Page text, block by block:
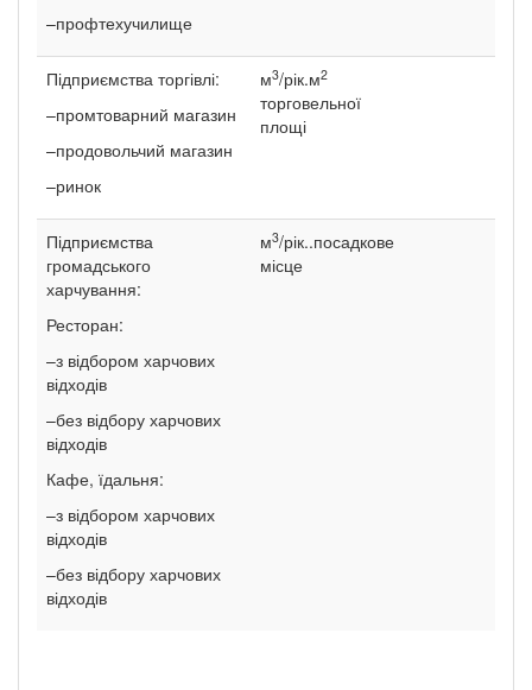
–профтехучилище
Підприємства торгівлі:
–промтоварний магазин
–продовольчий магазин
–ринок
м3/рік.м2
торговельної
площі
Підприємства
громадського
харчування:
Ресторан:
–з відбором харчових
відходів
–без відбору харчових
відходів
Кафе, їдальня:
–з відбором харчових
відходів
–без відбору харчових
відходів
м3/рік..посадкове
місце